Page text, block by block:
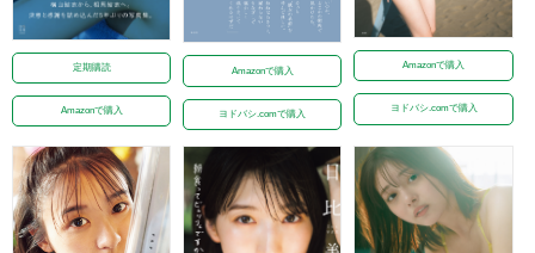
定期購読
Amazonで購入
Amazonで購入
ヨドバシ.comで購入
Amazonで購入
ヨドバシ.comで購入